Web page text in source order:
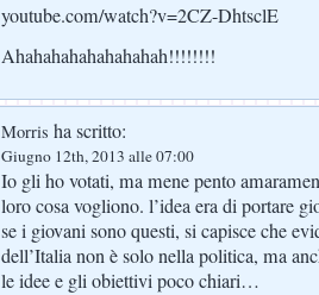
youtube.com/watch?v=2CZ-DhtsclE
Ahahahahahahahahah!!!!!!!!
Morris ha scritto:
Giugno 12th, 2013 alle 07:00
Io gli ho votati, ma mene pento
loro cosa vogliono. l’idea era di portare
se i giovani sono questi, si capisce che
dell’Italia non è solo nella politica, ma
le idee e gli obiettivi poco chiari…